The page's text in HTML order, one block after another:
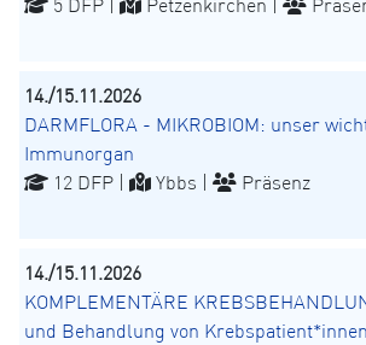
5 DFP |
Petzenkirchen |
14./15.11.2026
DARMFLORA - MIKROBIOM: unser
Immunorgan
12 DFP |
Ybbs | Präsenz
14./15.11.2026
KOMPLEMENTÄRE
und Behandlung von